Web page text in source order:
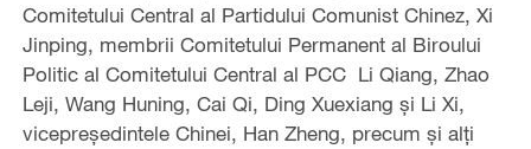
Comitetului Central al Partidului Comunist Chinez, Xi
Jinping, membrii Comitetului Permanent al Biroului
Politic al Comitetului Central al PCC Li Qiang, Zhao
Leji, Wang Huning, Cai Qi, Ding Xuexiang și Li Xi,
vicepreședintele Chinei, Han Zheng, precum și alți